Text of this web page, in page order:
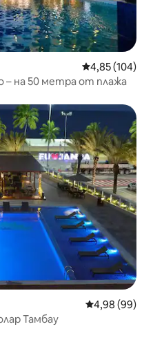
Средна
4,85 (104)
на 50 метра от плажа
Средна
4,98 (99)
Тамбау